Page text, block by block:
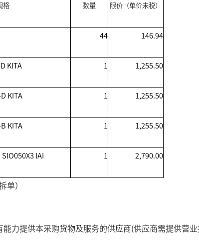
格 数量 限价（单价未税）
44 146.94
KITA 1 1,255.50
KITA 1 1,255.50
KITA 1 1,255.50
IAI 1 2,790.00
）
力提供本采购货物及服务的供应商(供应商需提供营